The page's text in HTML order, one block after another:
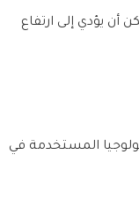
أن يؤدي إلى ارتفاع
المستخدمة في